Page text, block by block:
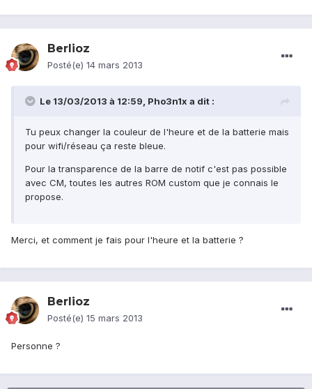
Berlioz
Posté(e) 14 mars 2013
Le 13/03/2013 à 12:59, Pho3n1x a dit :
Tu peux changer la couleur de l'heure et de la batterie mais
pour wifi/réseau ça reste bleue.
Pour la transparence de la barre de notif c'est pas possible
avec CM, toutes les autres ROM custom que je connais le
propose.
Merci, et comment je fais pour l'heure et la batterie ?
Berlioz
Posté(e) 15 mars 2013
Personne ?